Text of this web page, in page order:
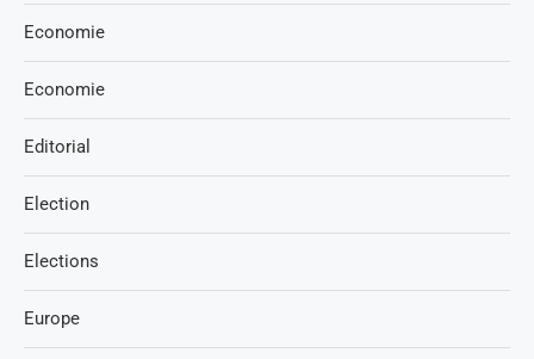
Economie
Economie
Editorial
Election
Elections
Europe